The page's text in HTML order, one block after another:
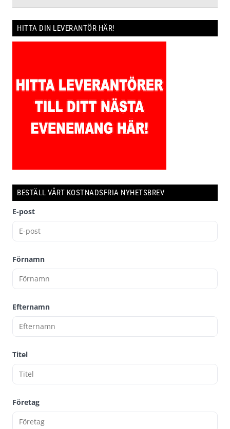
HITTA DIN LEVERANTÖR HÄR!
BESTÄLL VÅRT KOSTNADSFRIA NYHETSBREV
E-post
Förnamn
Efternamn
Titel
Företag